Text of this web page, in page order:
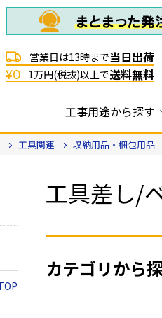
営業日は13時まで当日出荷
¥0 1万円(税抜)以上で送料無料
工事用途から探す
工具関連 収納用品・梱包用品
工具差し/
カテゴリから